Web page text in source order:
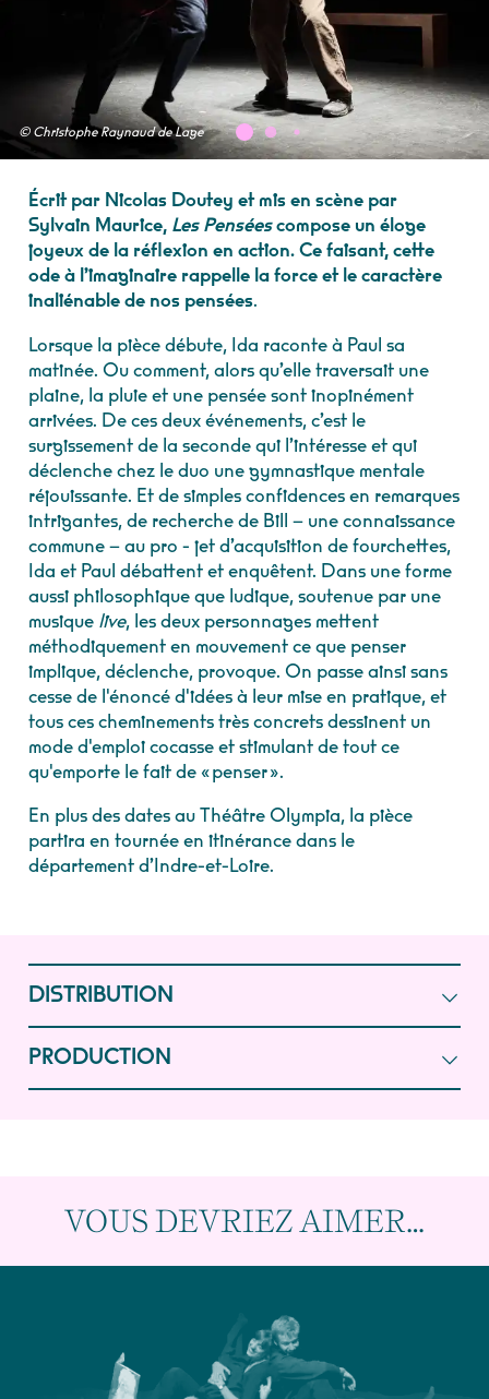
© Christophe Raynaud de Lage
Écrit par Nicolas Doutey et mis en scène par
Sylvain Maurice, Les Penséescompose un éloge
joyeux de la réflexion en action. Ce faisant, cette
ode à l’imaginaire rappelle la force et le caractère
inaliénable de nos pensées.
Lorsque la pièce débute, Ida raconte à Paul sa
matinée. Ou comment, alors qu’elle traversait une
plaine, la pluie et une pensée sont inopinément
arrivées. De ces deux événements, c’est le
surgissement de la seconde qui l’intéresse et qui
déclenche chez le duo une gymnastique mentale
réjouissante. Et de simples confidences en remarques
intrigantes, de recherche de Bill – une connaissance
commune – au pro - jet d’acquisition de fourchettes,
Ida et Paul débattent et enquêtent. Dans une forme
aussi philosophique que ludique, soutenue par une
musique live, les deux personnages mettent
méthodiquement en mouvement ce que penser
implique, déclenche, provoque. On passe ainsi sans
cesse de l'énoncé d'idées à leur mise en pratique, et
tous ces cheminements très concrets dessinent un
mode d'emploi cocasse et stimulant de tout ce
qu'emporte le fait de « penser ».
En plus des dates au Théâtre Olympia, la pièce
partira en tournée en itinérance dans le
département d’Indre-et-Loire.
DISTRIBUTION
PRODUCTION
VOUS DEVRIEZ AIMER…